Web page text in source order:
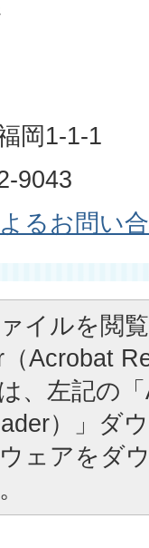
岡1-1-1
9043
るお問い
イルを閲
Acrobat
、左記の
）」ダ
ェアをダ